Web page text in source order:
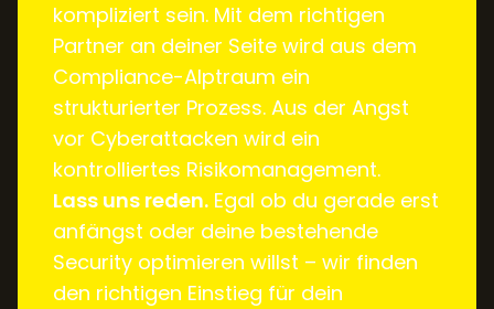
kompliziert sein. Mit dem richtigen
Partner an deiner Seite wird aus dem
Compliance-Alptraum ein
strukturierter Prozess. Aus der Angst
vor Cyberattacken wird ein
kontrolliertes Risikomanagement.
Lass uns reden. Egal ob du gerade erst
anfängst oder deine bestehende
Security optimieren willst – wir finden
den richtigen Einstieg für dein